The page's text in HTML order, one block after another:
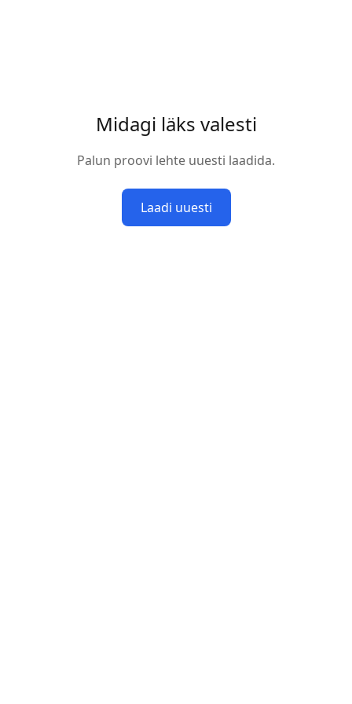
Midagi läks valesti
Palun proovi lehte uuesti laadida.
Laadi uuesti